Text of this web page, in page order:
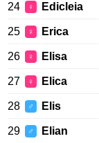
24 ♀ Edicleia
25 ♀ Erica
26 ♀ Elisa
27 ♀ Elica
28 ♂ Elis
29 ♂ Elian